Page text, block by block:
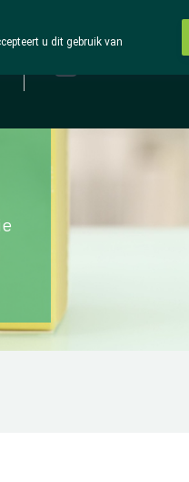
u dit gebruik van